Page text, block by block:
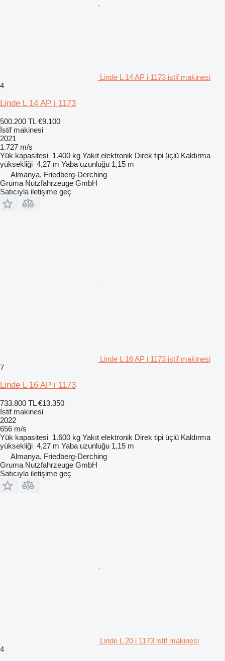
Linde L 14 AP i 1173 istif makinesi
4
Linde L 14 AP i 1173
500.200 TL €9.100
İstif makinesi
2021
1.727 m/s
Yük kapasitesi 1.400 kg Yakıt elektronik Direk tipi üçlü Kaldırma
yüksekliği 4,27 m Yaba uzunluğu 1,15 m
Almanya, Friedberg-Derching
Gruma Nutzfahrzeuge GmbH
Satıcıyla iletişime geç
Linde L 16 AP i 1173 istif makinesi
7
Linde L 16 AP i 1173
733.800 TL €13.350
İstif makinesi
2022
656 m/s
Yük kapasitesi 1.600 kg Yakıt elektronik Direk tipi üçlü Kaldırma
yüksekliği 4,27 m Yaba uzunluğu 1,15 m
Almanya, Friedberg-Derching
Gruma Nutzfahrzeuge GmbH
Satıcıyla iletişime geç
Linde L 20 i 1173 istif makinesi
4